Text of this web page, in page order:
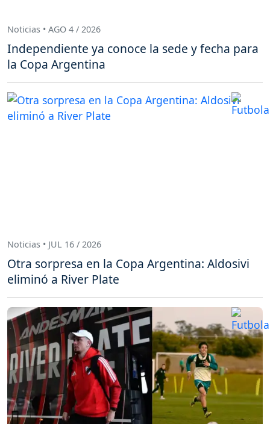
Noticias • AGO 4 / 2026
Independiente ya conoce la sede y fecha para
la Copa Argentina
Noticias • JUL 16 / 2026
Otra sorpresa en la Copa Argentina: Aldosivi
eliminó a River Plate